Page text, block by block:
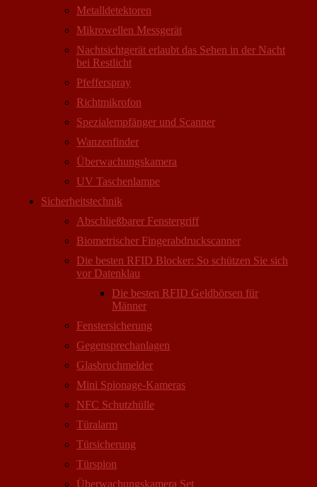
Metalldetektoren
Mikrowellen Messgerät
Nachtsichtgerät erlaubt das Sehen in der Nacht
bei Restlicht
Pfefferspray
Richtmikrofon
Spezialempfänger und Scanner
Wanzenfinder
Überwachungskamera
UV Taschenlampe
Sicherheitstechnik
Abschließbarer Fenstergriff
Biometrischer Fingerabdruckscanner
Die besten RFID Blocker: So schützen Sie sich
vor Datenklau
Die besten RFID Geldbörsen für
Männer
Fenstersicherung
Gegensprechanlagen
Glasbruchmelder
Mini Spionage-Kameras
NFC Schutzhülle
Türalarm
Türsicherung
Türspion
Überwachungs­kamera Set